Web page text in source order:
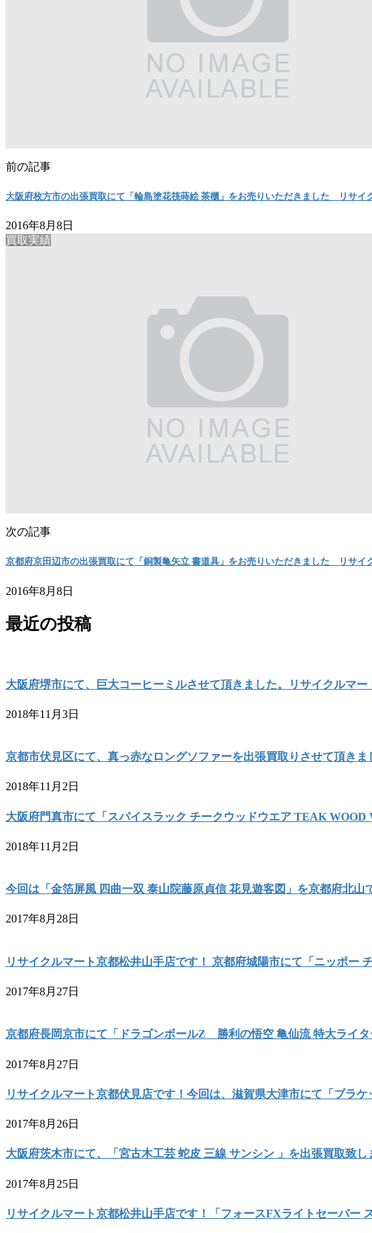
前の記事
大阪府枚方市の出張買取にて「輪島塗花筏蒔絵 茶櫃」をお売りいただきました リサイ
2016年8月8日
買取実績
次の記事
京都府京田辺市の出張買取にて「銅製亀矢立 書道具」をお売りいただきました リサイ
2016年8月8日
最近の投稿
大阪府堺市にて、巨大コーヒーミルさせて頂きました。リサイクルマー
2018年11月3日
京都市伏見区にて、真っ赤なロングソファーを出張買取りさせて頂き
2018年11月2日
大阪府門真市にて「スパイスラック チークウッドウエア TEAK
2018年11月2日
今回は「金箔屏風 四曲一双 泰山院藤原貞信 花見遊客図」を京都府北山
2017年8月28日
リサイクルマート京都松井山手店です！ 京都府城陽市にて「ニッポ
2017年8月27日
京都府長岡京市にて「ドラゴンボールZ 勝利の悟空 亀仙流 特大ライ
2017年8月27日
リサイクルマート京都伏見店です！今回は、滋賀県大津市にて「ブラ
2017年8月26日
大阪府茨木市にて、「宮古木工芸 蛇皮 三線 サンシン 」を出張買取致
2017年8月25日
リサイクルマート京都松井山手店です！「フォースFXライトセーバ